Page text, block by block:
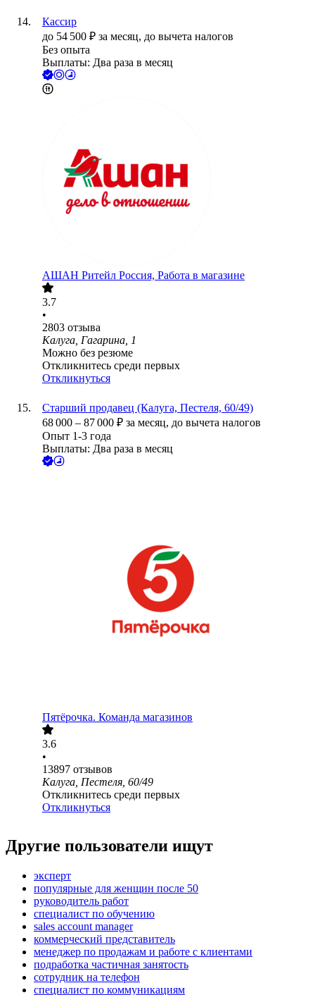
Кассир
до 54 500 ₽ за месяц, до вычета налогов
Без опыта
Выплаты: Два раза в месяц
АШАН Ритейл Россия, Работа в магазине
3.7
•
2803 отзыва
Калуга, Гагарина, 1
Можно без резюме
Откликнитесь среди первых
Откликнуться
Старший продавец (Калуга, Пестеля, 60/49)
68 000 – 87 000 ₽ за месяц, до вычета налогов
Опыт 1-3 года
Выплаты: Два раза в месяц
Пятёрочка. Команда магазинов
3.6
•
13897 отзывов
Калуга, Пестеля, 60/49
Откликнитесь среди первых
Откликнуться
Другие пользователи ищут
эксперт
популярные для женщин после 50
руководитель работ
специалист по обучению
sales account manager
коммерческий представитель
менеджер по продажам и работе с клиентами
подработка частичная занятость
сотрудник на телефон
специалист по коммуникациям